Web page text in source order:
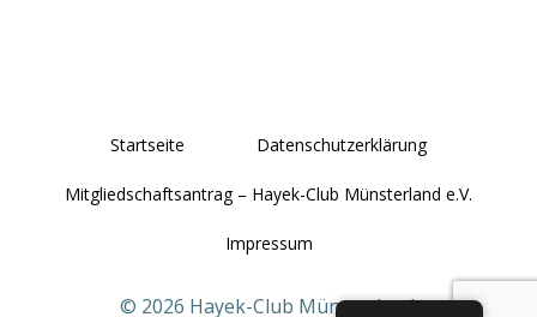
Startseite Datenschutzerklärung
Mitgliedschaftsantrag – Hayek-Club Münsterland e.V.
Impressum
© 2026 Hayek-Club Münsterland.